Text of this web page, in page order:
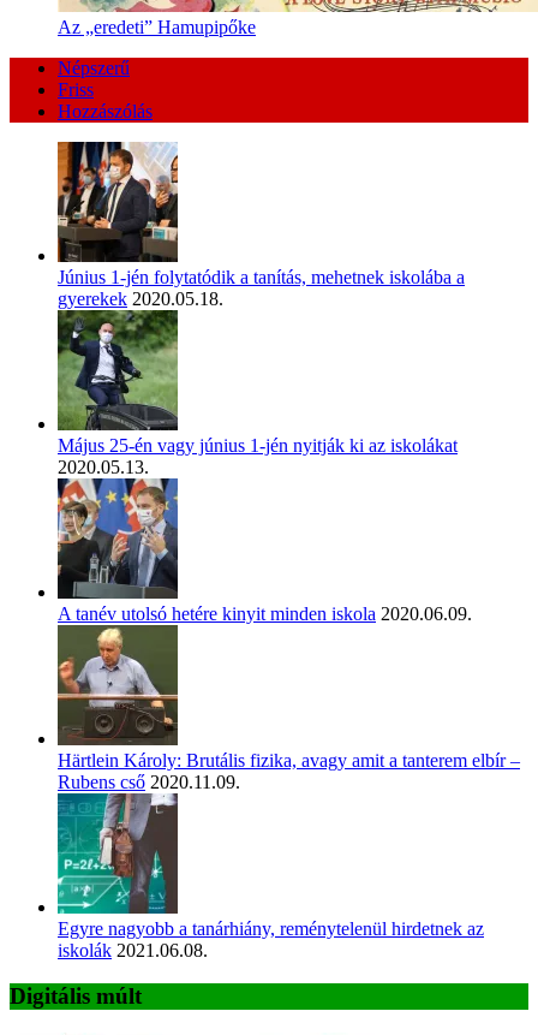
Az „eredeti” Hamupipőke
Népszerű
Friss
Hozzászólás
Június 1-jén folytatódik a tanítás, mehetnek iskolába a
gyerekek 2020.05.18.
Május 25-én vagy június 1-jén nyitják ki az iskolákat
2020.05.13.
A tanév utolsó hetére kinyit minden iskola 2020.06.09.
Härtlein Károly: Brutális fizika, avagy amit a tanterem elbír –
Rubens cső 2020.11.09.
Egyre nagyobb a tanárhiány, reménytelenül hirdetnek az
iskolák 2021.06.08.
Digitális múlt